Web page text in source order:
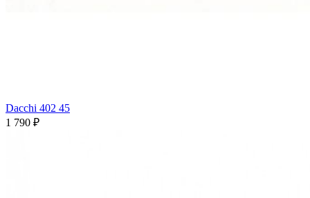
Dacchi 402 45
1 790 ₽